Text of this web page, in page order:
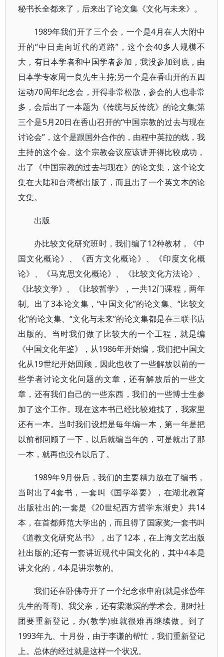
秘书长全都来了，后来出了论文集《文化与未来》。
1989年我们开了三个会，一个是4月在人大附中
开的“中日走向近代的道路”，这个会40多人规模不
大，有日本学者和中国学者参加，我没参加到底，由
日本学专家周一良先生主持;另一个是在香山开的五四
运动70周年纪念会，开得非常松散，参会的人也非常
多，会后出了一本题为《传统与反传统》的论文集;第
三个是5月20日在香山召开的“中国宗教的过去与现在
讨论会”，这个是跟国外合作的，由程中英拉的线，我
主持的这个会。这个宗教会议应该讲开得比较成功，
出了《中国宗教的过去与现在》的论文集，这个论文
集在大陆和台湾都出版了，而且出了一个英文本的论
文集。
出版
办比较文化研究班时，我们编了12种教材，《中
国文化概论》、《西方文化概论》、《印度文化概
论》、《马克思文化概论》、《比较文化方法论》、
《比较文学》、《比较哲学》，一共12门课程，两年
制。出了3本论文集，“中国文化”的论文集、“比较文
化”的论文集、“文化与未来”的论文集都是在三联书店
出版的。当时我们做了比较大的一个工程，就是编
《中国文化年鉴》，从1986年开始编，我们把中国文
化从19世纪开始回顾，因此也收了一些解放以前的一
些学者讨论文化问题的文章，还有解放后的一些文
章，还有我们自己的一些东西，我们的一些博士生参
加了这个工作。现在这本书已经比较难找了，我家里
还有一本。当时我们设想是每年编一本，第一年是把
以前都回顾了一下，以后就编当年的，可是就出了那
一本，就再也没有以后了。
1989年9月份后，我们的主要精力放在了编书，
当时出了4套书，一套叫《国学举要》，在湖北教育
出版社出的;一套是《20世纪西方哲学东渐史》共14
本，在首都师范大学出的，而且得了国家奖;一套书叫
《道教文化研究丛书》，出了12本，在上海文艺出版
社出版的;还有一套讲近现代中国文化的，其中4本是
讲文化的，4本是讲宗教的。
我们还在卧佛寺开了一个纪念张申府(就是张岱年
先生的哥哥)、我父亲，还有梁漱溟的学术会。那时社
团要重新登记，办(教学)班就很难再继续做。到了
1993年九、十月份，由于李谦的帮忙，我们重新登记
上。总体的经过就是这样一个状况。